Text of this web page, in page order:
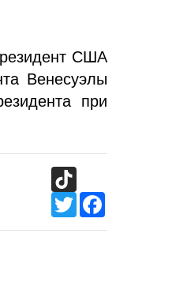
США
Венесуэлы
при
TikTok
TwitterFacebook